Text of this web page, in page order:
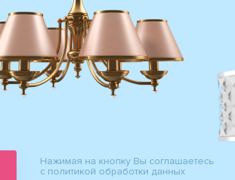
Нажимая на кнопку Вы соглашаетесь
с политикой обработки данных